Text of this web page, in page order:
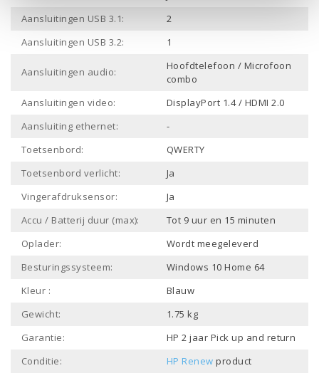
Aansluitingen USB 3.1:
2
Aansluitingen USB 3.2:
1
Aansluitingen audio:
Hoofdtelefoon / Microfoon
combo
Aansluitingen video:
DisplayPort 1.4 / HDMI 2.0
Aansluiting ethernet:
-
Toetsenbord:
QWERTY
Toetsenbord verlicht:
Ja
Vingerafdruksensor:
Ja
Accu / Batterij duur (max):
Tot 9 uur en 15 minuten
Oplader:
Wordt meegeleverd
Besturingssysteem:
Windows 10 Home 64
Kleur :
Blauw
Gewicht:
1.75 kg
Garantie:
HP 2 jaar Pick up and return
Conditie:
HP Renew product